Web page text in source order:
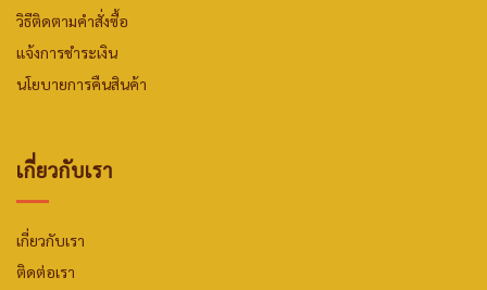
วิธีติดตามคำสั่งซื้อ
แจ้งการชำระเงิน
นโยบายการคืนสินค้า
เกี่ยวกับเรา
เกี่ยวกับเรา
ติดต่อเรา